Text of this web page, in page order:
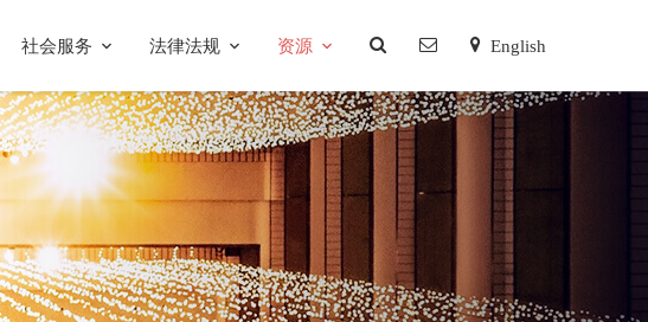
社会服务 法律法规 资源 English